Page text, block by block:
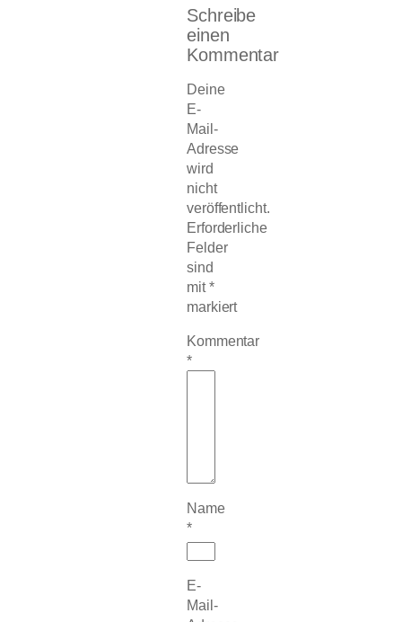
Schreibe
einen
Kommentar
Deine
E-
Mail-
Adresse
wird
nicht
veröffentlicht.
Erforderliche
Felder
sind
mit*
markiert
Kommentar
*
Name
*
E-
Mail-